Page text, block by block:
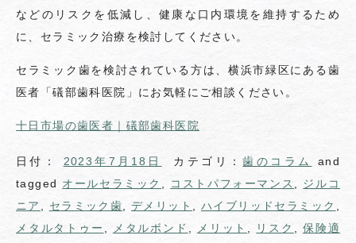
などのリスクを低減し、健康な口内環境を維持するため
に、セラミック治療を検討してください。
セラミック歯を検討されている方は、横浜市緑区にある歯
医者「礒部歯科医院」にお気軽にご相談ください。
十日市場の歯医者｜礒部歯科医院
日付： 2023年7月18日 カテゴリ：歯のコラム
and
tagged オールセラミック , コストパフォーマンス , ジルコ
ニア , セラミック歯,デメリット , ハイブリッドセラミック ,
メタルタトゥー , メタルボンド , メリット , リスク , 保険適